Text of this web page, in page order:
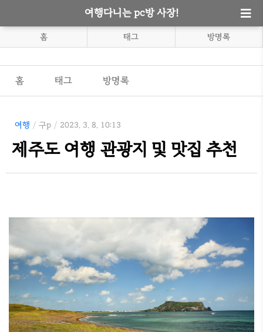
여행다니는 pc방 사장!
홈 태그 방명록
홈 태그 방명록
여행 / 구p / 2023. 3. 8. 10:13
제주도 여행 관광지 및 맛집 추천